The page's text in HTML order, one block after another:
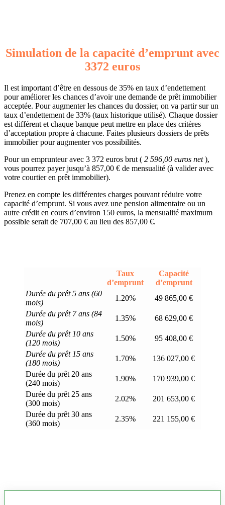
Simulation de la capacité d’emprunt avec
3372 euros
Il est important d’être en dessous de 35% en taux d’endettement
pour améliorer les chances d’avoir une demande de prêt immobilier
acceptée. Pour augmenter les chances du dossier, on va partir sur un
taux d’endettement de 33% (taux historique utilisé). Chaque dossier
est différent et chaque banque peut mettre en place des critères
d’acceptation propre à chacune. Faites plusieurs dossiers de prêts
immobilier pour augmenter vos possibilités.
Pour un emprunteur avec 3 372 euros brut ( 2 596,00 euros net),
vous pourrez payer jusqu’à 857,00 € de mensualité (à valider avec
votre courtier en prêt immobilier).
Prenez en compte les différentes charges pouvant réduire votre
capacité d’emprunt. Si vous avez une pension alimentaire ou un
autre crédit en cours d’environ 150 euros, la mensualité maximum
possible serait de 707,00 € au lieu des 857,00 €.
Taux
d’emprunt
Capacité
d’emprunt
Durée du prêt 5 ans (60
mois)
1.20%
49 865,00 €
Durée du prêt 7 ans (84
mois)
1.35%
68 629,00 €
Durée du prêt 10 ans
(120 mois)
1.50%
95 408,00 €
Durée du prêt 15 ans
(180 mois)
1.70%
136 027,00 €
Durée du prêt 20 ans
(240 mois)
1.90%
170 939,00 €
Durée du prêt 25 ans
(300 mois)
2.02%
201 653,00 €
Durée du prêt 30 ans
(360 mois)
2.35% 221 155,00 €